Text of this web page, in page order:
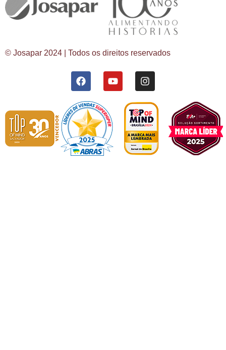
© Josapar 2024 | Todos os direitos reservados